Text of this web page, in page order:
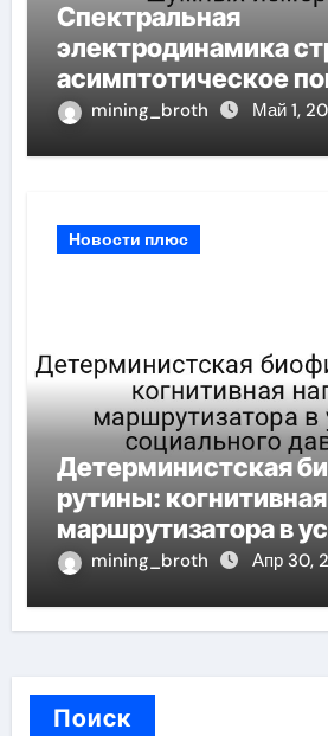
Спектральная
электродинамика
асимптотическое
корреляционная
mining_broth Май 1,
Новости плюс
Детерминистская
рутины:
маршрутизатора в
социального
mining_broth Апр 30,
Поиск